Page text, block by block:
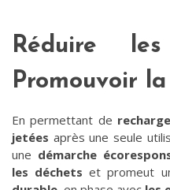
Réduire
Promouvoir
En permettant de
jetées après une seule
une démarche
les déchets et promeut